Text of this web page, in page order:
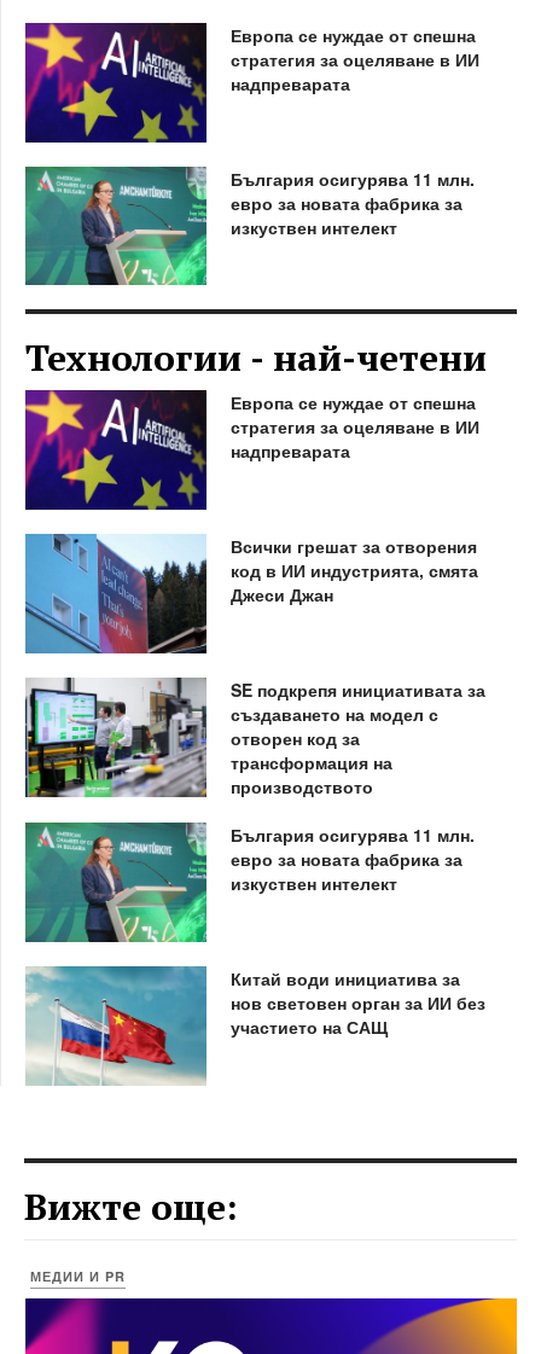
Европа се нуждае от спешна
стратегия за оцеляване в ИИ
надпреварата
България осигурява 11 млн.
евро за новата фабрика за
изкуствен интелект
Технологии - най-четени
Европа се нуждае от спешна
стратегия за оцеляване в ИИ
надпреварата
Всички грешат за отворения
код в ИИ индустрията, смята
Джеси Джан
SE подкрепя инициативата за
създаването на модел с
отворен код за
трансформация на
производството
България осигурява 11 млн.
евро за новата фабрика за
изкуствен интелект
Китай води инициатива за
нов световен орган за ИИ без
участието на САЩ
Вижте още:
МЕДИИ И PR